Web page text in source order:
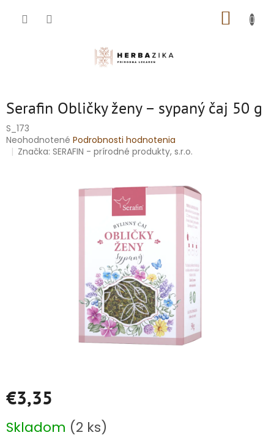
Serafin Obličky ženy – sypaný čaj 50 g
S_173
Priemerné
hodnotenie
Neohodnotené Podrobnosti hodnotenia
Značka:SERAFIN - prírodné produkty, s.r.o.
€3,35
cena:
Skladom (2 ks)